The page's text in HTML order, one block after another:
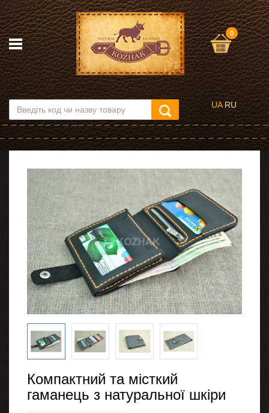
0
UA RU
Компактний та місткий
гаманець з натуральної шкіри